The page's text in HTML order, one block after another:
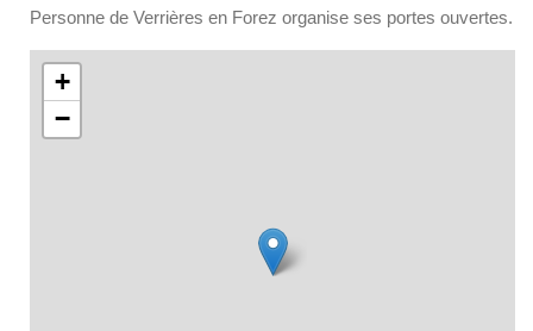
Personne de Verrières en Forez organise ses portes ouvertes.
+
−